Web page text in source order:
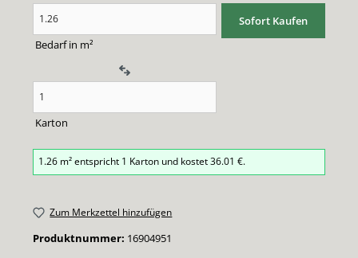
Produkt Anzahl: Gib den gewünschten Wert ein oder benutze die Schaltflächen um
Bedarf in m²
Karton
Sofort Kaufen
1.26 m² entspricht 1 Karton und kostet36.01 €.
Zum Merkzettel hinzufügen
Produktnummer: 16904951